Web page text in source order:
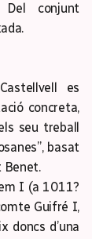
conjunt
es
concreta,
seu treball
basat
Benet.
I (a 1011?
Guifré I,
doncs d’una